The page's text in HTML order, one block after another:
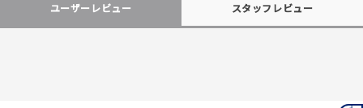
ユーザーレビュー スタッフレビュー